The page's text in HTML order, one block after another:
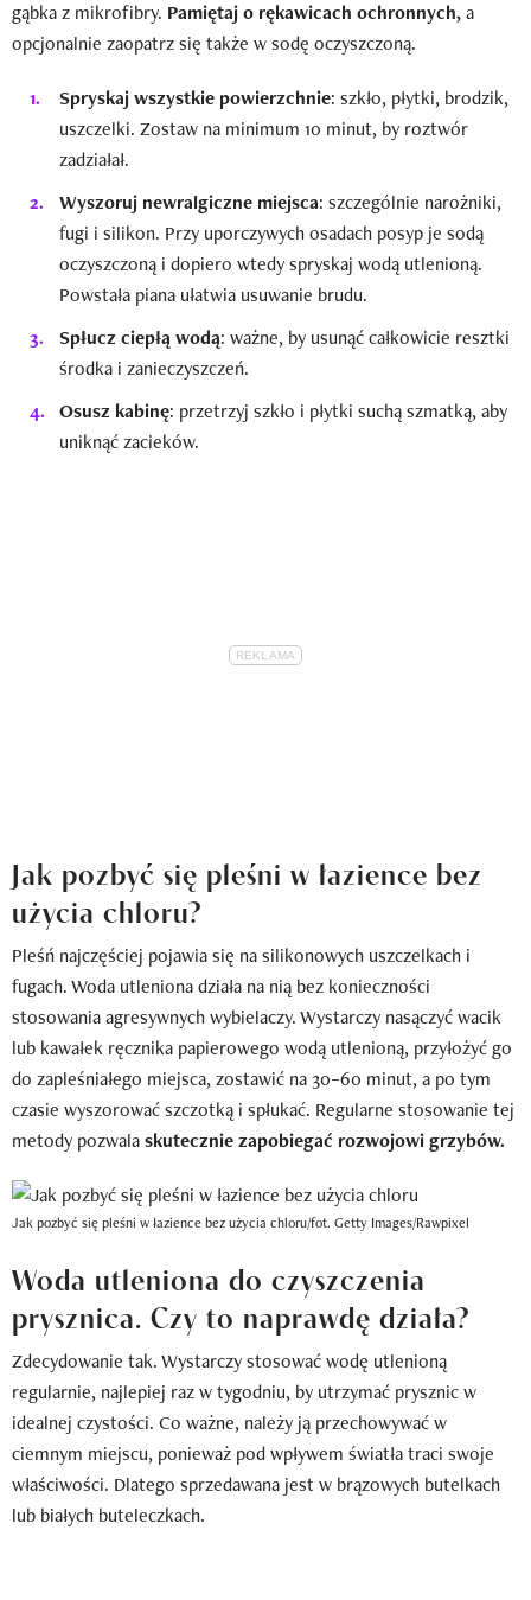
gąbka z mikrofibry. Pamiętaj o rękawicach ochronnych,a
opcjonalnie zaopatrz się także w sodę oczyszczoną.
Spryskaj wszystkie powierzchnie: szkło, płytki, brodzik,
uszczelki. Zostaw na minimum 10 minut, by roztwór
zadziałał.
Wyszoruj newralgiczne miejsca: szczególnie narożniki,
fugi i silikon. Przy uporczywych osadach posyp je sodą
oczyszczoną i dopiero wtedy spryskaj wodą utlenioną.
Powstała piana ułatwia usuwanie brudu.
Spłucz ciepłą wodą: ważne, by usunąć całkowicie resztki
środka i zanieczyszczeń.
Osusz kabinę: przetrzyj szkło i płytki suchą szmatką, aby
uniknąć zacieków.
Jak pozbyć się pleśni w łazience bez
użycia chloru?
Pleśń najczęściej pojawia się na silikonowych uszczelkach i
fugach. Woda utleniona działa na nią bez konieczności
stosowania agresywnych wybielaczy. Wystarczy nasączyć wacik
lub kawałek ręcznika papierowego wodą utlenioną, przyłożyć go
do zapleśniałego miejsca, zostawić na 30–60 minut, a po tym
czasie wyszorować szczotką i spłukać. Regularne stosowanie tej
metody pozwalaskutecznie zapobiegać rozwojowi grzybów.
Jak pozbyć się pleśni w łazience bez użycia chloru/fot. Getty Images/Rawpixel
Woda utleniona do czyszczenia
prysznica. Czy to naprawdę działa?
Zdecydowanie tak. Wystarczy stosować wodę utlenioną
regularnie, najlepiej raz w tygodniu, by utrzymać prysznic w
idealnej czystości. Co ważne, należy ją przechowywać w
ciemnym miejscu, ponieważ pod wpływem światła traci swoje
właściwości. Dlatego sprzedawana jest w brązowych butelkach
lub białych buteleczkach.